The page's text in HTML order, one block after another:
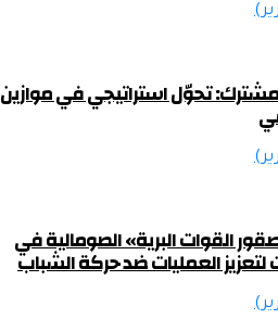
تحوّل استراتيجي في موازين
القوات البرية» الصومالية في
العمليات ضد حركة الشباب